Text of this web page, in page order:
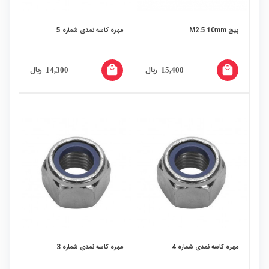
پیچ M2.5 10mm
15,400 ریال local_mall
مهره کاسه نمدی شماره 5
14,300 ریال local_mall
مهره کاسه نمدی شماره 4 مهره کاسه نمدی شماره 3